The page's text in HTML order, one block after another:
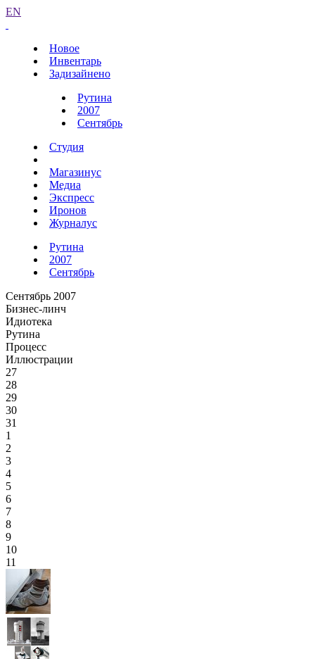
EN
Новое
Инвентарь
Задизайнено
Рутина
2007
Сентябрь
Студия
Магазинус
Медиа
Экспресс
Иронов
Журналус
Рутина
2007
Сентябрь
Сентябрь 2007
Бизнес-линч
Идиотека
Рутина
Процесс
Иллюстрации
27
28
29
30
31
1
2
3
4
5
6
7
8
9
10
11